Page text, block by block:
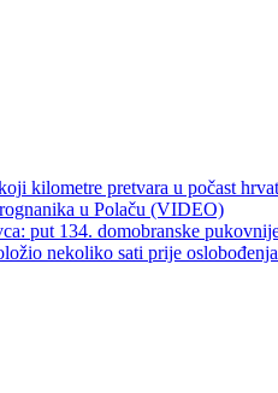
kilometre pretvara u počast
u Polaču (VIDEO)
put 134. domobranske
nekoliko sati prije